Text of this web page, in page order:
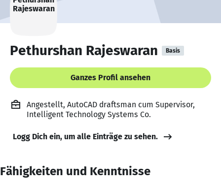
Pethurshan Rajeswaran Basis
Ganzes Profil ansehen
Angestellt, AutoCAD draftsman cum Supervisor,
Intelligent Technology Systems Co.
Logg Dich ein, um alle Einträge zu sehen.
Fähigkeiten und Kenntnisse